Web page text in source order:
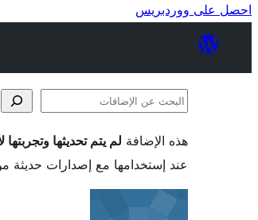
احصل على ووردبريس
البحث
الإضافات
هذه الإضافة لم يتم تحديثها وتجربتها لأكثر من 3 إصدارات
عند إستخدامها مع إصدارات حديثة